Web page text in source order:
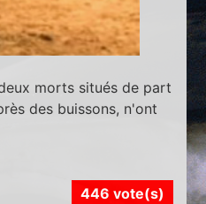
morts situés de part
des buissons, n'ont
446 vote(s)